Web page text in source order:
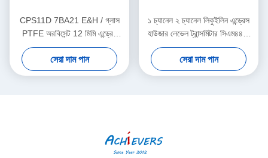
CPS11D 7BA21 E&H / গ্লাস
PTFE অরবিসেন্ট 12 মিমি এন্ড্রেস
হাউজার ইনস্ট্রুমেন্টস ডিজিটাল পিএইচ
সেন্সর
সেরা দাম পান
১ চ্যানেল ২ চ্যানেল লিকুইলিন এন্ড্রেস
হাউজার লেভেল ট্রান্সমিটার সিএম৪৪২-
এএএম১এ২এফ০১০এ+একে
সেরা দাম পান